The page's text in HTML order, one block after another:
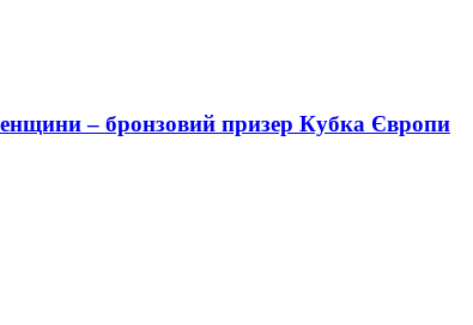
– бронзовий призер Кубка Європи